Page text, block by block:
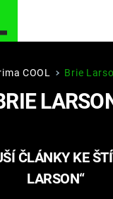
BUFFY,
AVENGERS 5
COOL Brie
ČLÁNKY KE
LARSON“